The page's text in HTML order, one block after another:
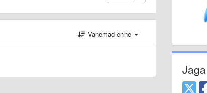
Vanemad enne
Jaga